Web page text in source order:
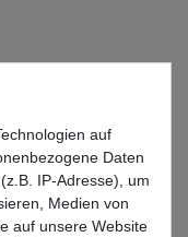
Roach
Fire Perch
auf
Daten
IP-Adresse), um
Medien von
auf unsere Website